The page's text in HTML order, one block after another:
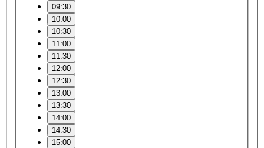
09:30
10:00
10:30
11:00
11:30
12:00
12:30
13:00
13:30
14:00
14:30
15:00